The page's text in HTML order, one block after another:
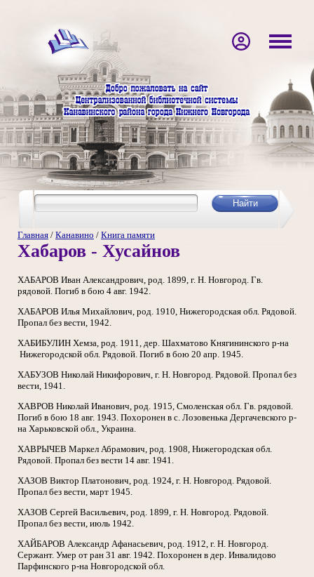
Главная / Канавино / Книга памяти
Хабаров - Хусайнов
ХАБАРОВ Иван Александрович, род. 1899, г. Н. Новгород. Гв.
рядовой. Погиб в бою 4 авг. 1942.
ХАБАРОВ Илья Михайлович, род. 1910, Нижегородская обл. Рядовой.
Пропал без вести, 1942.
ХАБИБУЛИН Хемза, род. 1911, дер. Шахматово Княгининского р-на
Нижегородской обл. Рядовой. Погиб в бою 20 апр. 1945.
ХАБУЗОВ Николай Никифорович, г. Н. Новгород. Рядовой. Пропал без
вести, 1941.
ХАВРОВ Николай Иванович, род. 1915, Смоленская обл. Гв. рядовой.
Погиб в бою 18 авг. 1943. Похоронен в с. Лозовенька Дергачевского р-
на Харьковской обл., Украина.
ХАВРЫЧЕВ Маркел Абрамович, род. 1908, Нижегородская обл.
Рядовой. Пропал без вести 14 авг. 1941.
ХАЗОВ Виктор Платонович, род. 1924, г. Н. Новгород. Рядовой.
Пропал без вести, март 1945.
ХАЗОВ Сергей Васильевич, род. 1899, г. Н. Новгород. Рядовой.
Пропал без вести, июль 1942.
ХАЙБАРОВ Александр Афанасьевич, род. 1912, г. Н. Новгород.
Сержант. Умер от ран 31 авг. 1942. Похоронен в дер. Инвалидово
Парфинского р-на Новгородской обл.